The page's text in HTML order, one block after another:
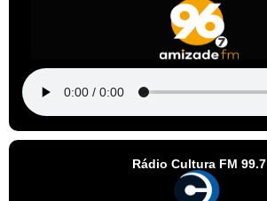
Rádio Cultura FM 99.7